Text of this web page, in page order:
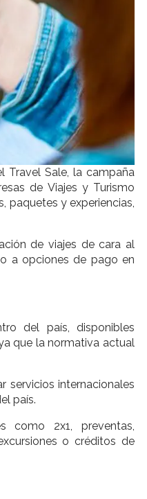
Travel Sale, la campaña
de Viajes y Turismo
paquetes y experiencias,
de viajes de cara al
a opciones de pago en
del país, disponibles
que la normativa actual
servicios internacionales
país.
como 2x1, preventas,
o créditos de